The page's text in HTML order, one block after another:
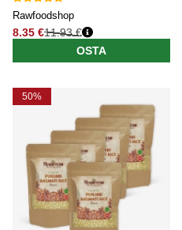
Rawfoodshop
8.35 €
Normaali hinta
11.93 €
OSTA
50%